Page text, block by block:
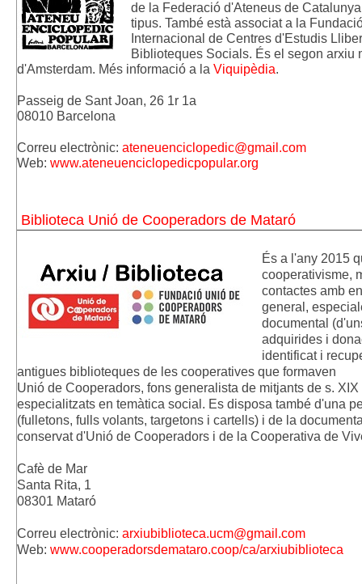
de la Federació d'Ateneus de
tipus. També està associat a la
Internacional de Centres d'Estudis
Biblioteques Socials. És el segon arxiu
d'Amsterdam. Més informació a la Viquipèdia.
Passeig de Sant Joan, 26 1r 1a
08010 Barcelona
Correu electrònic: ateneuenciclopedic@gmail.com
Web: www.ateneuenciclopedicpopular.org
Biblioteca Unió de Cooperadors de Mataró
És a l'any 2015
cooperativisme,
contactes amb
general,
documental
adquirides i
identificat i
antigues biblioteques de les cooperatives que formaven
Unió de Cooperadors, fons generalista de mitjants de s.
especialitzats en temàtica social. Es disposa també d'una
(fulletons, fulls volants, targetons i cartells) i de la
conservat d'Unió de Cooperadors i de la Cooperativa de
Cafè de Mar
Santa Rita, 1
08301 Mataró
Correu electrònic: arxiubiblioteca.ucm@gmail.com
Web: www.cooperadorsdemataro.coop/ca/arxiubiblioteca